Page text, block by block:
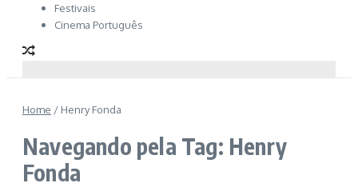
Festivais
Cinema Português
Home / Henry Fonda
Navegando pela Tag: Henry
Fonda